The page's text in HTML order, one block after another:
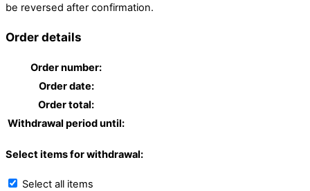
be reversed after confirmation.
Order details
Order number:
Order date:
Order total:
Withdrawal period until:
Select items for withdrawal:
Select all items